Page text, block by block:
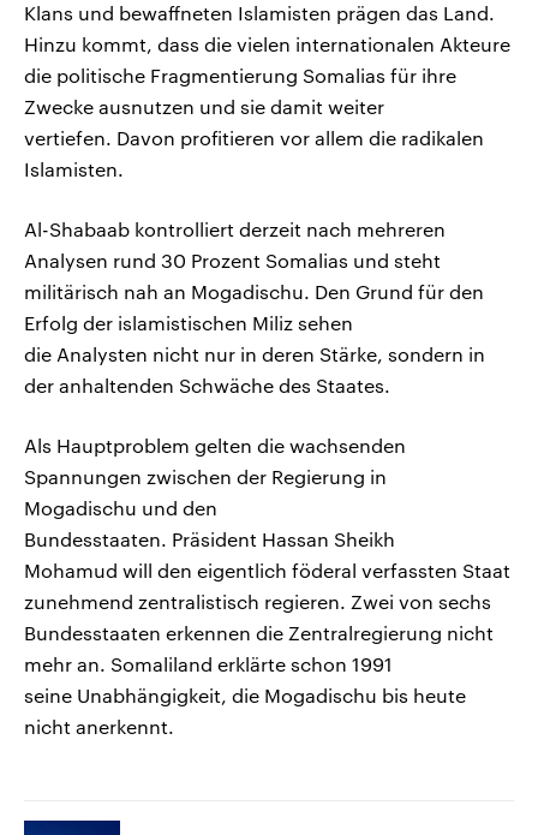
Klans und bewaffneten Islamisten prägen das Land.
Hinzu kommt, dass die vielen internationalen Akteure
die politische Fragmentierung Somalias für ihre
Zwecke ausnutzen und sie damit weiter
vertiefen. Davon profitieren vor allem die radikalen
Islamisten.
Al-Shabaab kontrolliert derzeit nach mehreren
Analysen rund 30 Prozent Somalias und steht
militärisch nah an Mogadischu. Den Grund für den
Erfolg der islamistischen Miliz sehen
die Analysten nicht nur in deren Stärke, sondern in
der anhaltenden Schwäche des Staates.
Als Hauptproblem gelten die wachsenden
Spannungen zwischen der Regierung in
Mogadischu und den
Bundesstaaten. Präsident Hassan Sheikh
Mohamud will den eigentlich föderal verfassten Staat
zunehmend zentralistisch regieren. Zwei von sechs
Bundesstaaten erkennen die Zentralregierung nicht
mehr an. Somaliland erklärte schon 1991
seine Unabhängigkeit, die Mogadischu bis heute
nicht anerkennt.